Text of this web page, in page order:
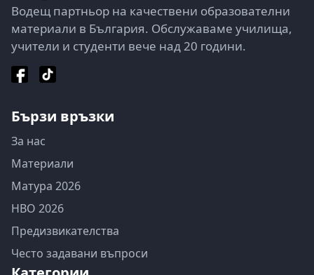
Водещ партньор на качествени образователни
материали в България. Обслужаваме училища,
учители и студенти вече над 20 години.
Бързи връзки
За нас
Материали
Матура 2026
НВО 2026
Предизвикателства
Често задавани въпроси